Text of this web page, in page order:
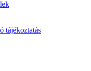
tájékoztatás